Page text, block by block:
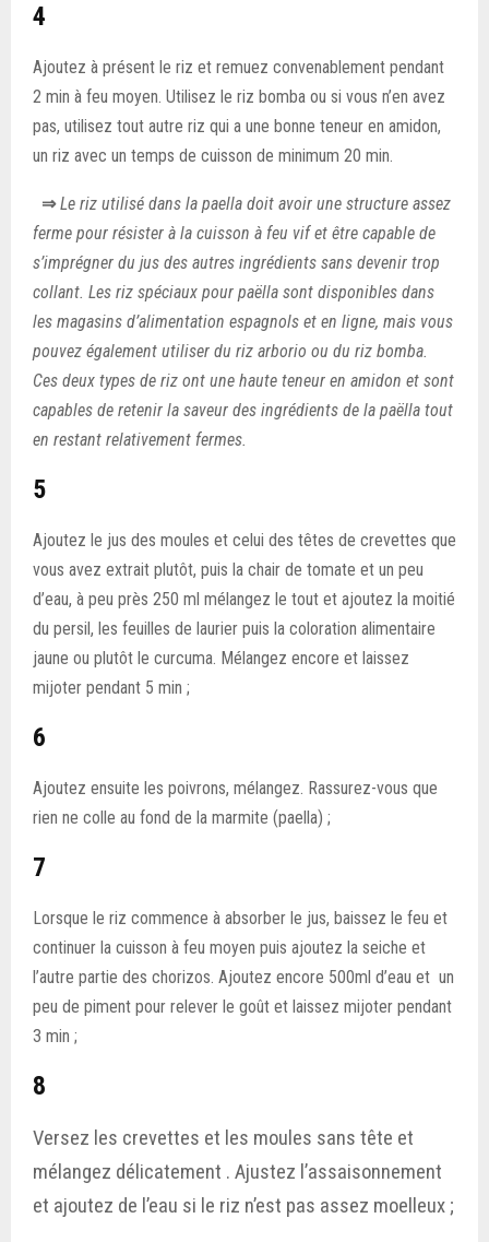
4
Ajoutez à présent le riz et remuez convenablement pendant
2 min à feu moyen. Utilisez le riz bomba ou si vous n’en avez
pas, utilisez tout autre riz qui a une bonne teneur en amidon,
un riz avec un temps de cuisson de minimum 20 min.
⇒ Le riz utilisé dans la paella doit avoir une structure assez
ferme pour résister à la cuisson à feu vif et être capable de
s’imprégner du jus des autres ingrédients sans devenir trop
collant. Les riz spéciaux pour paëlla sont disponibles dans
les magasins d’alimentation espagnols et en ligne, mais vous
pouvez également utiliser du riz arborio ou du riz bomba.
Ces deux types de riz ont une haute teneur en amidon et sont
capables de retenir la saveur des ingrédients de la paëlla tout
en restant relativement fermes.
5
Ajoutez le jus des moules et celui des têtes de crevettes que
vous avez extrait plutôt, puis la chair de tomate et un peu
d’eau, à peu près 250 ml mélangez le tout et ajoutez la moitié
du persil, les feuilles de laurier puis la coloration alimentaire
jaune ou plutôt le curcuma. Mélangez encore et laissez
mijoter pendant 5 min ;
6
Ajoutez ensuite les poivrons, mélangez. Rassurez-vous que
rien ne colle au fond de la marmite (paella) ;
7
Lorsque le riz commence à absorber le jus, baissez le feu et
continuer la cuisson à feu moyen puis ajoutez la seiche et
l’autre partie des chorizos. Ajoutez encore 500ml d’eau et un
peu de piment pour relever le goût et laissez mijoter pendant
3 min ;
8
Versez les crevettes et les moules sans tête et
mélangez délicatement . Ajustez l’assaisonnement
et ajoutez de l’eau si le riz n’est pas assez moelleux ;